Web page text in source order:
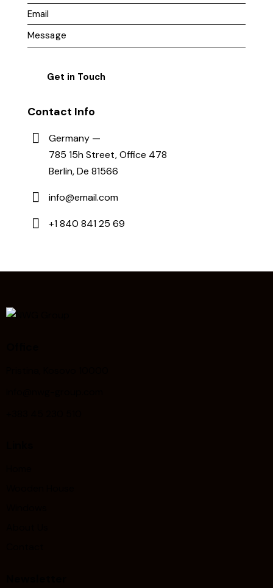
Contact Info
Germany —
785 15h Street, Office 478
Berlin, De 81566
info@email.com
+1 840 841 25 69